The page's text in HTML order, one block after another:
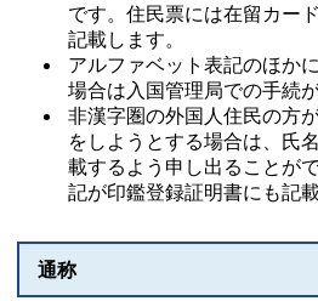
です。住民票には在留カー
記載します。
アルファベット表記のほか
場合は入国管理局での手続
非漢字圏の外国人住民の方
をしようとする場合は、氏
載するよう申し出ることが
記が印鑑登録証明書にも記
通称